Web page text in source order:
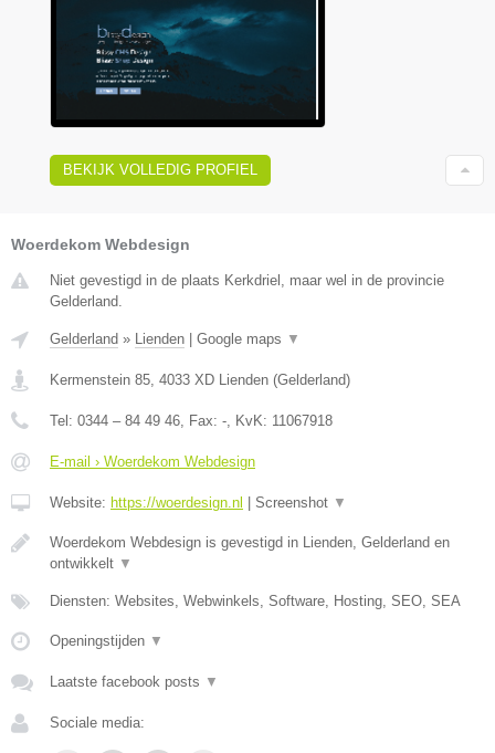
BEKIJK VOLLEDIG PROFIEL
Woerdekom Webdesign
Niet gevestigd in de plaats Kerkdriel, maar wel in de provincie
Gelderland.
Gelderland » Lienden Google maps ▼
Kermenstein 85, 4033 XD Lienden (Gelderland)
Tel: 0344 – 84 49 46, Fax: -, KvK: 11067918
E-mail › Woerdekom Webdesign
Website: https://woerdesign.nl Screenshot ▼
Woerdekom Webdesign is gevestigd in Lienden, Gelderland en
ontwikkelt ▼
Diensten: Websites, Webwinkels, Software, Hosting, SEO, SEA
Openingstijden ▼
Laatste facebook posts ▼
Sociale media: